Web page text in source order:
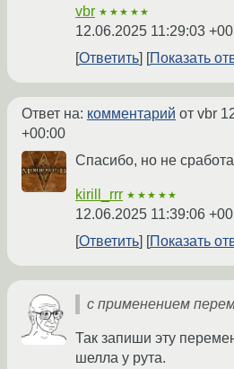
vbr ★★★★★
12.06.2025 11:29:03
Ответить
Показать
Ответ на: комментарий от vbr
+00:00
Спасибо, но не
kirill_rrr ★★★★★
12.06.2025 11:39:06
Ответить Показать
с применением
Так запиши эту
шелла у рута.